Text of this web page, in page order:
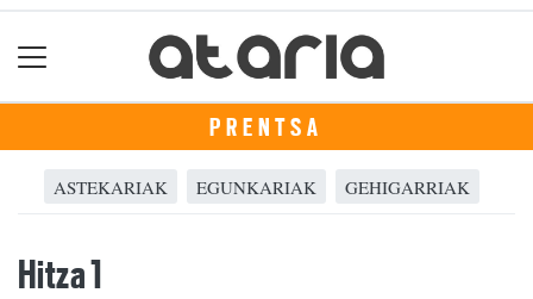
PRENTSA
ASTEKARIAK EGUNKARIAK GEHIGARRIAK
Hitza 1